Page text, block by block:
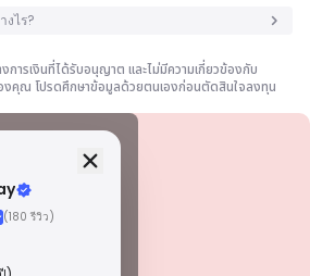
ไร?
การเงินที่ได้รับอนุญาต และไม่มีความเกี่ยวข้องกับ
งคุณ โปรดศึกษาข้อมูลด้วยตนเองก่อนตัดสินใจลงทุน
(180 รีวิว)
มีชื่อเสียงระดับโลก ใบอนุญาตเหล่านี้รับประกันการ